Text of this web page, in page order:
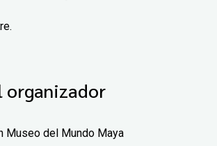
organizador
Museo del Mundo Maya